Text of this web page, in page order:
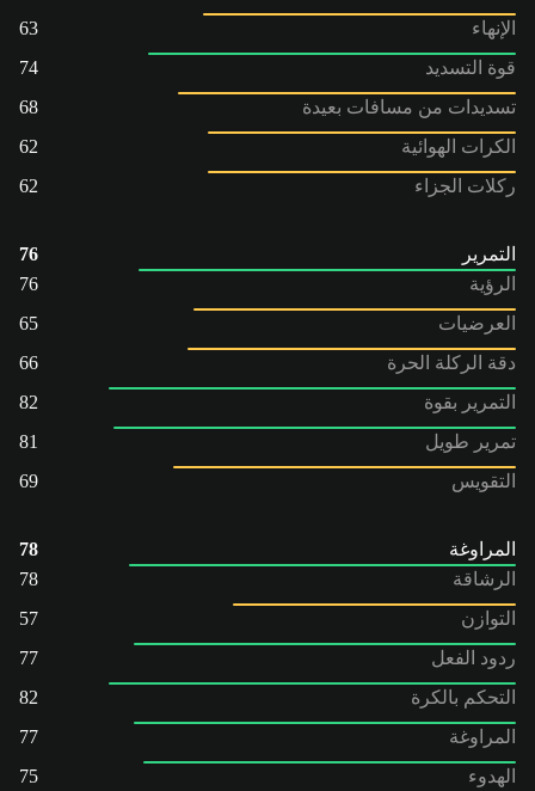
الإنهاء
63
قوة التسديد
74
تسديدات من مسافات بعيدة
68
الكرات الهوائية
62
ركلات الجزاء
62
التمرير
76
الرؤية
76
العرضيات
65
دقة الركلة الحرة
66
التمرير بقوة
82
تمرير طويل
81
التقويس
69
المراوغة
78
الرشاقة
78
التوازن
57
ردود الفعل
77
التحكم بالكرة
82
المراوغة
77
الهدوء
75